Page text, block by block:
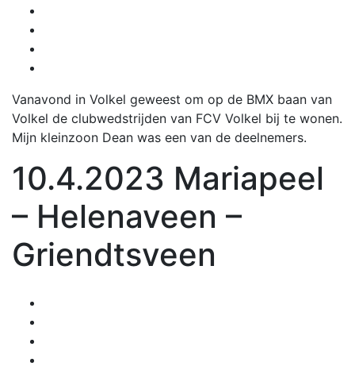
Vanavond in Volkel geweest om op de BMX baan van
Volkel de clubwedstrijden van FCV Volkel bij te wonen.
Mijn kleinzoon Dean was een van de deelnemers.
10.4.2023 Mariapeel
– Helenaveen –
Griendtsveen